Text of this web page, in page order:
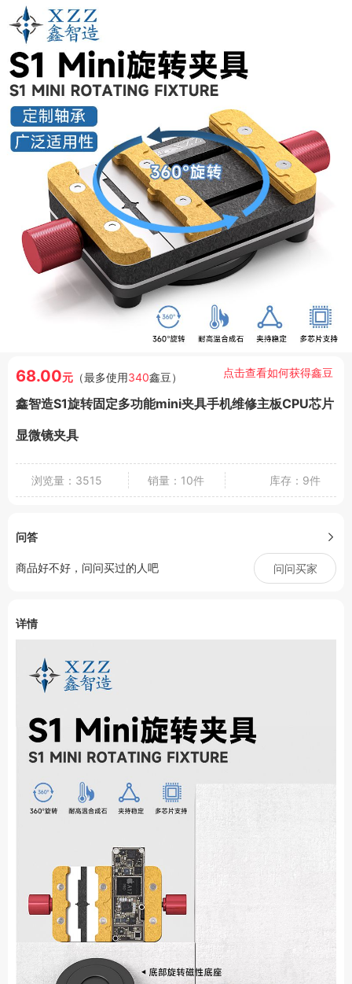
68.00元 （最多使用340鑫豆）
鑫智造S1旋转固定多功能mini夹具手机维修主板CPU芯片
显微镜夹具
点击查看如何获得鑫豆
浏览量：3515 销量：10件 库存：9件
问答
商品好不好，问问买过的人吧 问问买家
详情